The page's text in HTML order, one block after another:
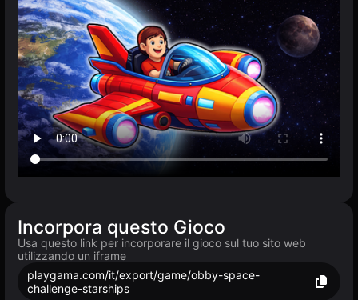
Incorpora questo Gioco
Usa questo link per incorporare il gioco sul tuo sito web
utilizzando un iframe
playgama.com/it/export/game/obby-space-
challenge-starships